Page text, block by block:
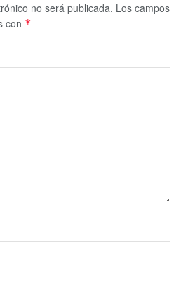
no será publicada. Los campos
con *